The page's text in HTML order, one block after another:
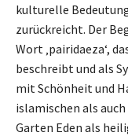
kulturelle
zurückreicht. Der
Wort ‚pairidaeza‘,
beschreibt und als
mit Schönheit und
islamischen als
Garten Eden als